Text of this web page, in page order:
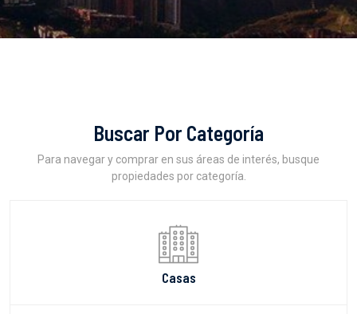
Buscar Por Categoría
Para navegar y comprar en sus áreas de interés, busque
propiedades por categoría.
Casas